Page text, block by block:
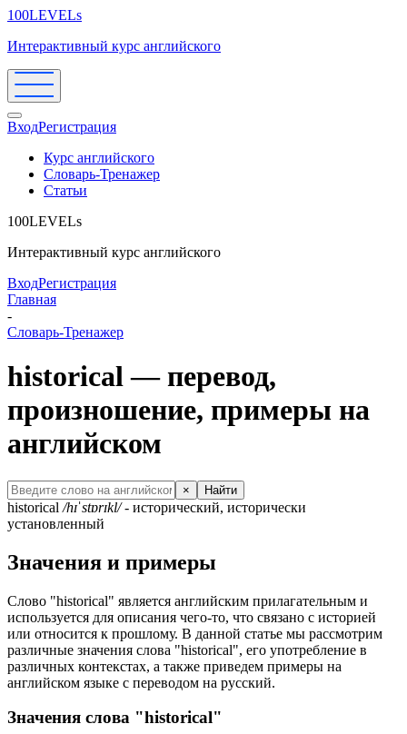
100LEVELs
Интерактивный курс английского
ВходРегистрация
Курс английского
Словарь-Тренажер
Статьи
100LEVELs
Интерактивный курс английского
ВходРегистрация
Главная
-
Словарь-Тренажер
historical — перевод,
произношение, примеры на
английском
× Найти
historical /hɪˈstɒrɪkl/- исторический, исторически
установленный
Значения и примеры
Слово "historical" является английским прилагательным и
используется для описания чего-то, что связано с историей
или относится к прошлому. В данной статье мы рассмотрим
различные значения слова "historical", его употребление в
различных контекстах, а также приведем примеры на
английском языке с переводом на русский.
Значения слова "historical"